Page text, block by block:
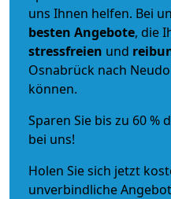
uns Ihnen helfen. Bei
besten Angebote, die
stressfreien und
Osnabrück nach
können.
Sparen Sie bis zu 60
bei uns!
Holen Sie sich jetzt
unverbindliche